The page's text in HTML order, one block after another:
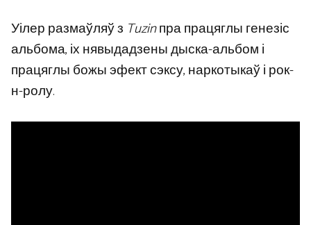
Уілер размаўляў з Tuzinпра працяглы генезіс
альбома, іх нявыдадзены дыска-альбом і
працяглы божы эфект сэксу, наркотыкаў і рок-
н-ролу.